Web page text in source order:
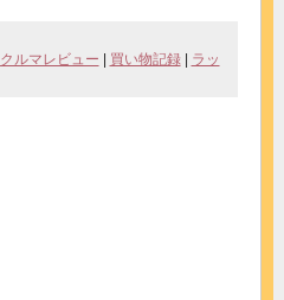
クルマレビュー 買い物記録|
ラッ